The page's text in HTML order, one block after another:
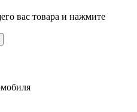
вас товара и нажмите